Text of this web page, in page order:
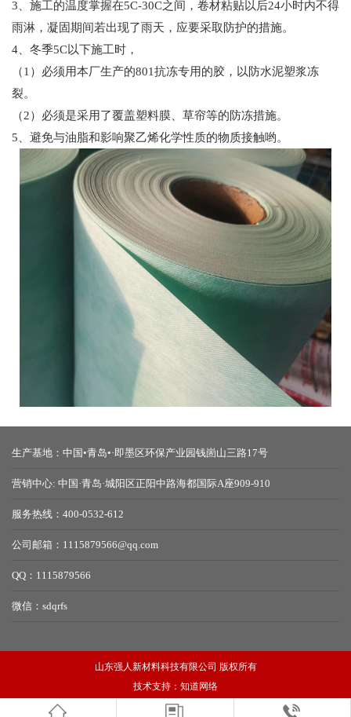
3、施工的温度掌握在5C-30C之间，卷材粘贴以后24小时内不得
雨淋，凝固期间若出现了雨天，应要采取防护的措施。
4、冬季5C以下施工时，
（1）必须用本厂生产的801抗冻专用的胶，以防水泥塑浆冻
裂。
（2）必须是采用了覆盖塑料膜、草帘等的防冻措施。
5、避免与油脂和影响聚乙烯化学性质的物质接触哟。
生产基地：中国•青岛•·即墨区环保产业园钱崮山三路17号
营销中心: 中国·青岛·城阳区正阳中路海都国际A座909-910
服务热线：400-0532-612
公司邮箱：1115879566@qq.com
QQ：1115879566
微信：sdqrfs
山东强人新材料科技有限公司 版权所有
技术支持： 知道网络